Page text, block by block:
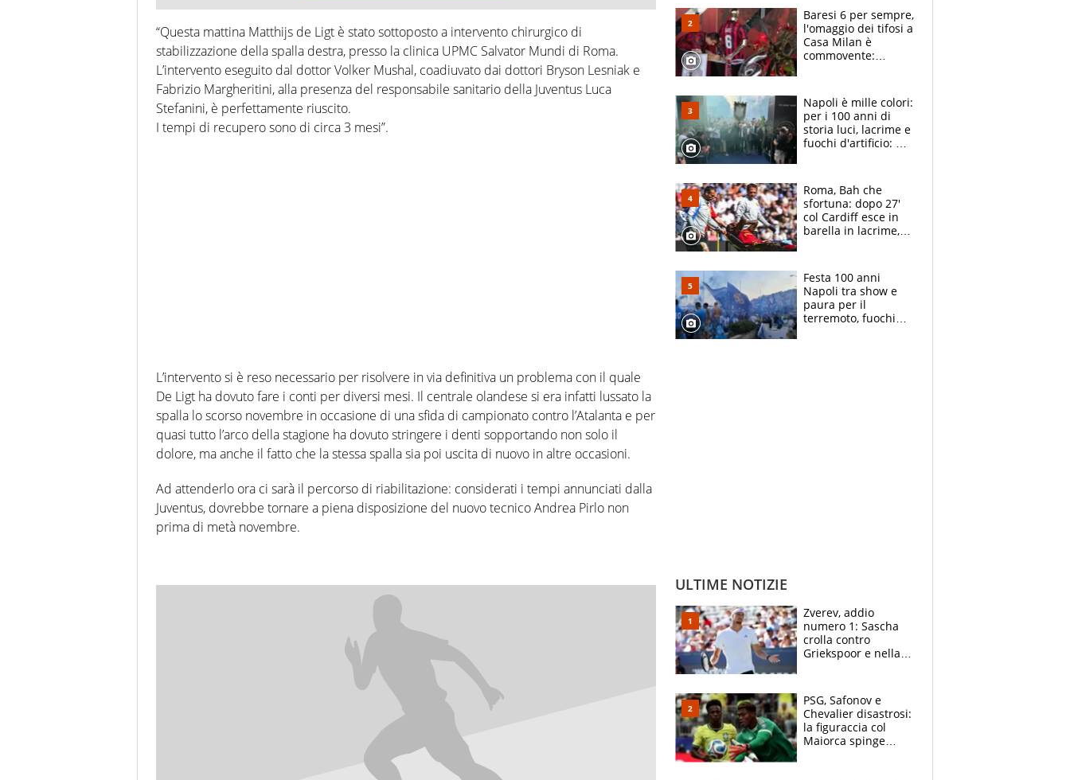
“Questa mattina Matthijs de Ligt è stato sottoposto a intervento chirurgico di
stabilizzazione della spalla destra, presso la clinica UPMC Salvator Mundi di Roma.
L’intervento eseguito dal dottor Volker Mushal, coadiuvato dai dottori Bryson Lesniak e
Fabrizio Margheritini, alla presenza del responsabile sanitario della Juventus Luca
Stefanini, è perfettamente riuscito.
I tempi di recupero sono di circa 3 mesi”.
L’intervento si è reso necessario per risolvere in via definitiva un problema con il quale
De Ligt ha dovuto fare i conti per diversi mesi. Il centrale olandese si era infatti lussato la
spalla lo scorso novembre in occasione di una sfida di campionato contro l’Atalanta e per
quasi tutto l’arco della stagione ha dovuto stringere i denti sopportando non solo il
dolore, ma anche il fatto che la stessa spalla sia poi uscita di nuovo in altre occasioni.
Ad attenderlo ora ci sarà il percorso di riabilitazione: considerati i tempi annunciati dalla
Juventus, dovrebbe tornare a piena disposizione del nuovo tecnico Andrea Pirlo non
prima di metà novembre.
circondati
dall'affetto dei tifosi
Baresi 6 per sempre,
l'omaggio dei tifosi a
Casa Milan è
commovente:
bigliettini
Napoli è mille colori:
per i 100 anni di
storia luci, lacrime e
fuochi d'artificio: De
Roma, Bah che
sfortuna: dopo 27'
col Cardiff esce in
barella in lacrime,
prendono 3 gol in
45'
Festa 100 anni
Napoli tra show e
paura per il
terremoto, fuochi
ULTIME NOTIZIE
Zverev, addio
numero 1: Sascha
crolla contro
Griekspoor e nella
terzo. Quanti malori
a Montreal
PSG, Safonov e
Chevalier disastrosi:
la figuraccia col
Maiorca spinge